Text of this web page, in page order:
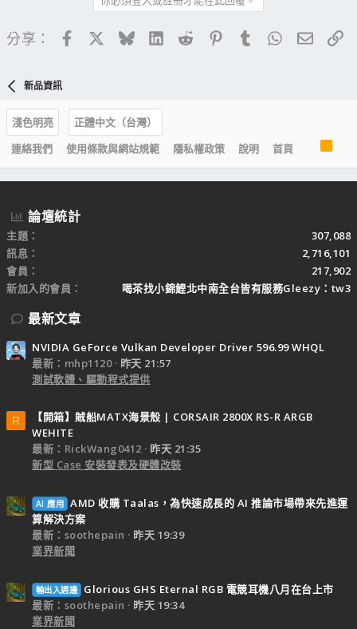
分享： FacebookBlueskyLinkedIn
Reddit PinterestTumblrWhatsApp
電子
新品資訊
淺色明亮
正體中文（台灣）
連絡我們
使用條款與網站規範 隱私權政策 說明 首頁
S
論壇統計
主題
307,088
訊息
2,716,101
會員
217,902
新加入的會員
喝茶找小錦鯉北中南全台皆有服務Gleezy：tw3
最新文章
NVIDIA GeForce Vulkan Developer Driver 596.99 WHQL
最新：mhp1120
昨天 21:57
測試軟體、驅動程式提供
R
【開箱】賊船MATX海景殼 | CORSAIR 2800X RS-R ARGB
WEHITE
最新：RickWang0412
昨天 21:35
新型 Case 安裝發表及硬體改裝
AI 應用 AMD 收購 Taalas，為快速成長的 AI 推論市場帶來先進運
算解決方案
最新：soothepain
昨天 19:39
業界新聞
輸出入週邊
Glorious GHS Eternal RGB 電競耳機八月在台上市
最新：soothepain
昨天 19:34
業界新聞